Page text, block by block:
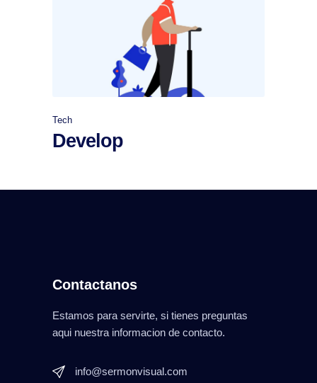
Tech
Develop
Contactanos
Estamos para servirte, si tienes preguntas
aqui nuestra informacion de contacto.
info@sermonvisual.com